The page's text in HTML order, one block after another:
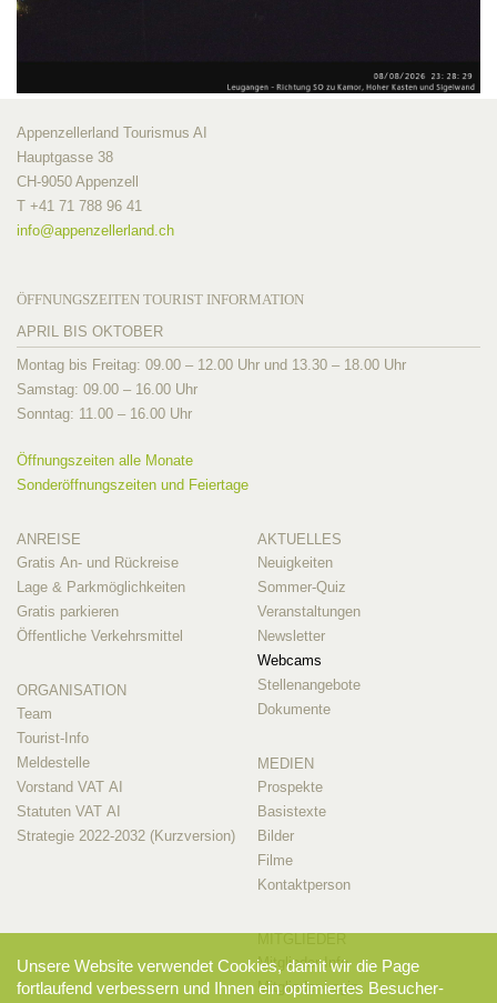
Appenzellerland Tourismus AI
Hauptgasse 38
CH-9050 Appenzell
T +41 71 788 96 41
info@appenzellerland.ch
ÖFFNUNGSZEITEN TOURIST INFORMATION
APRIL BIS OKTOBER
Montag bis Freitag: 09.00 – 12.00 Uhr und 13.30 – 18.00 Uhr
Samstag: 09.00 – 16.00 Uhr
Sonntag: 11.00 – 16.00 Uhr
Öffnungszeiten alle Monate
Sonderöffnungszeiten und Feiertage
ANREISE
Gratis An- und Rückreise
Lage & Parkmöglichkeiten
Gratis parkieren
Öffentliche Verkehrsmittel
ORGANISATION
Team
Tourist-Info
Meldestelle
Vorstand VAT AI
Statuten VAT AI
Strategie 2022-2032 (Kurzversion)
AKTUELLES
Neuigkeiten
Sommer-Quiz
Veranstaltungen
Newsletter
Webcams
Stellenangebote
Dokumente
MEDIEN
Prospekte
Basistexte
Bilder
Filme
Kontaktperson
Mitglieder-Info
Mitglieder-Login
Unsere Website verwendet Cookies, damit wir die Page
fortlaufend verbessern und Ihnen ein optimiertes Besucher-